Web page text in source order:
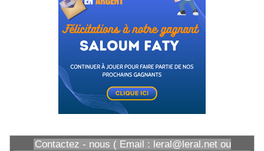
Contactez - nous ( Email : leral@leral.net ou